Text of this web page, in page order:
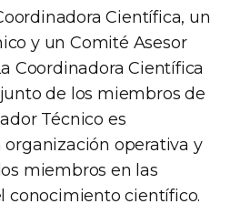
Científica, un
y un Comité Asesor
Coordinadora Científica
de los miembros de
Técnico es
organización operativa y
miembros en las
conocimiento científico.